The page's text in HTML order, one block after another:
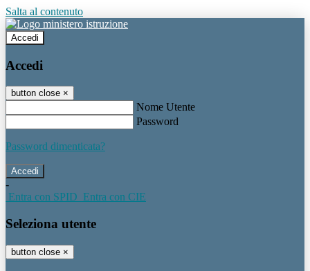
Salta al contenuto
Accedi
Accedi
button close ×
Nome Utente
Password
Password dimenticata?
-
Entra con SPID Entra con CIE
Seleziona utente
button close ×